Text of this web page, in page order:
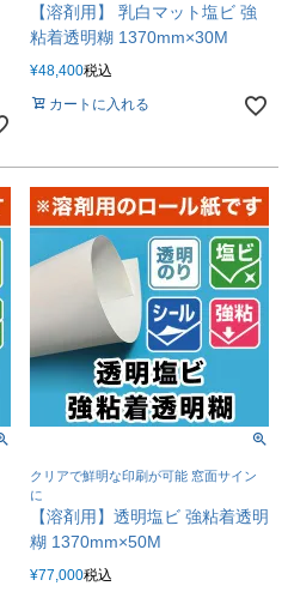
【溶剤用】 乳白マット塩ビ 強
粘着透明糊 1370mm×30M
¥48,400税込
カートに入れる
クリアで鮮明な印刷が可能 窓面サイン
に
【溶剤用】透明塩ビ 強粘着透明
糊 1370mm×50M
¥77,000税込